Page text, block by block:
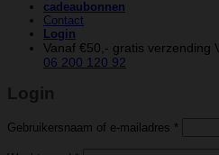
cadeaubonnen
Contact
Login
Vanaf €50,- gratis verzending
06 200 120 92
Login
Gebruikersnaam of e-mailadres *